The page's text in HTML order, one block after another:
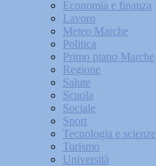
Economia e finanza
Lavoro
Meteo Marche
Politica
Primo piano Marche
Regione
Salute
Scuola
Sociale
Sport
Tecnologia e scienze
Turismo
Università